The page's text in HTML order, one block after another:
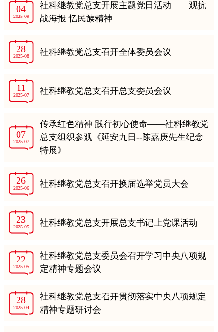
04
2025-09
社科继教党总支开展主题党日活动——观抗
战海报 忆民族精神
28
2025-08 社科继教党总支召开全体委员会议
11
2025-07 社科继教党总支召开总支委员会议
07
2025-07
传承红色精神 践行初心使命——社科继教党
总支组织参观《延安九日--陈嘉庚先生纪念
特展》
26
2025-06 社科继教党总支召开换届选举党员大会
23
2025-05 社科继教党总支开展总支书记上党课活动
22
2025-05
社科继教党总支委员会召开学习中央八项规
定精神专题会议
28
2025-04
社科继教党总支召开贯彻落实中央八项规定
精神专题研讨会